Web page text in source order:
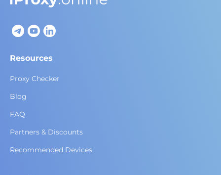
Resources
Proxy Checker
Blog
FAQ
Partners & Discounts
Recommended Devices